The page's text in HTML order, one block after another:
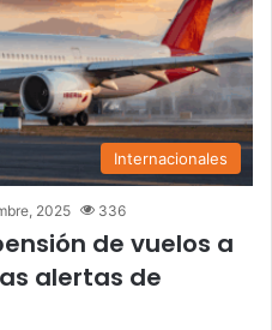
Internacionales
2025 336
de vuelos a
alertas de